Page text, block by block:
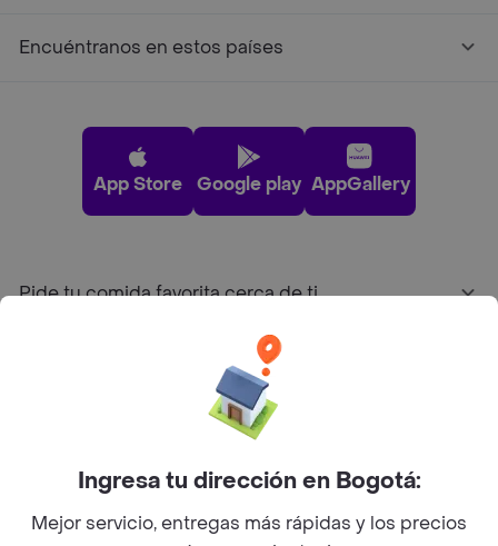
Encuéntranos en estos países
App Store Google play AppGallery
Pide tu comida favorita cerca de ti
Sobre Rappi
Ingresa tu dirección en Bogotá:
Mejor servicio, entregas más rápidas y los precios